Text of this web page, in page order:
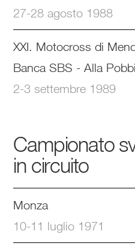
27-28 agosto 1988
XXI. Motocross di
Banca SBS - Alla
2-3 settembre 1989
Campionato
in circuito
Monza
10-11 luglio 1971